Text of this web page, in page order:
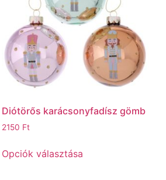
Diótörős karácsonyfadísz gömb
2150 Ft
Opciók választása